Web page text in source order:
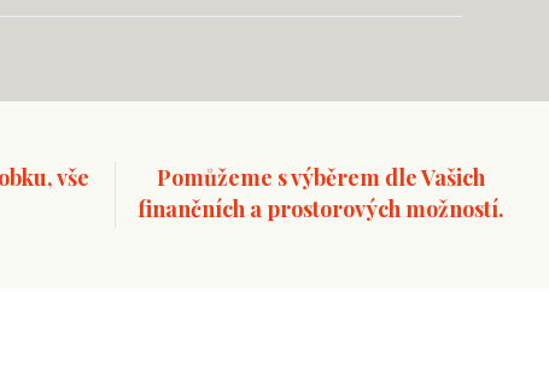
vše
Pomůžeme s výběrem dle Vašich
finančních a prostorových možností.